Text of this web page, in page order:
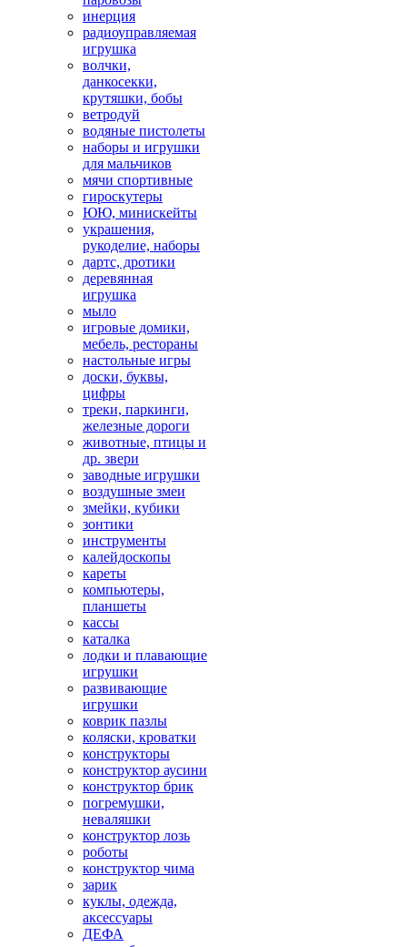
инерция
радиоуправляемая
игрушка
волчки,
данкосекки,
крутяшки, бобы
ветродуй
водяные пистолеты
наборы и игрушки
для мальчиков
мячи спортивные
гироскутеры
ЮЮ, минискейты
украшения,
рукоделие, наборы
дартс, дротики
деревянная
игрушка
мыло
игровые домики,
мебель, рестораны
настольные игры
доски, буквы,
цифры
треки, паркинги,
железные дороги
животные, птицы и
др. звери
заводные игрушки
воздушные змеи
змейки, кубики
зонтики
инструменты
калейдоскопы
кареты
компьютеры,
планшеты
кассы
каталка
лодки и плавающие
игрушки
развивающие
игрушки
коврик пазлы
коляски, кроватки
конструкторы
конструктор аусини
конструктор брик
погремушки,
неваляшки
конструктор лозь
роботы
конструктор чима
зарик
куклы, одежда,
аксессуары
ДЕФА